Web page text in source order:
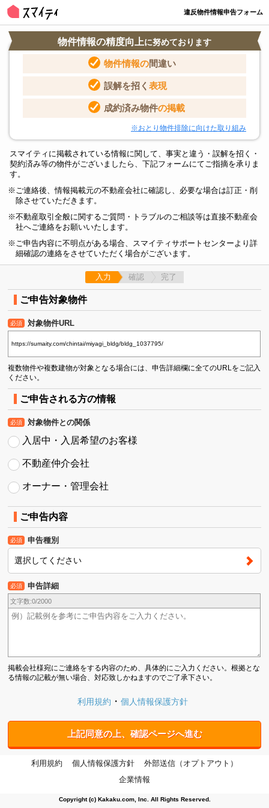
違反物件情報申告フォーム
物件情報の精度向上に努めております
物件情報の間違い
誤解を招く 表現
成約済み物件の掲載
※おとり物件排除に向けた取り組み
スマイティに掲載されている情報に関して、事実と違う・誤解を招く・
契約済み等の物件がございましたら、下記フォームにてご指摘を承りま
す。
ご連絡後、情報掲載元の不動産会社に確認し、必要な場合は訂正・削
除させていただきます。
不動産取引全般に関するご質問・トラブルのご相談等は直接不動産会
社へご連絡をお願いいたします。
ご申告内容に不明点がある場合、スマイティサポートセンターより詳
細確認の連絡をさせていただく場合がございます。
入力 確認 完了
ご申告対象物件
必須 対象物件URL
複数物件や複数建物が対象となる場合には、申告詳細欄に全てのURLをご記入
ください。
ご申告される方の情報
必須 対象物件との関係
入居中・入居希望のお客様
不動産仲介会社
オーナー・管理会社
ご申告内容
必須 申告種別
選択してください
必須 申告詳細
文字数:0/2000
掲載会社様宛にご連絡をする内容のため、具体的にご入力ください。根拠とな
る情報の記載が無い場合、対応致しかねますのでご了承下さい。
利用規約 個人情報保護方針
上記同意の上、確認ページへ進む
利用規約 個人情報保護方針
外部送信（オプトアウト）
企業情報
Copyright (c) Kakaku.com, Inc. All Rights Reserved.